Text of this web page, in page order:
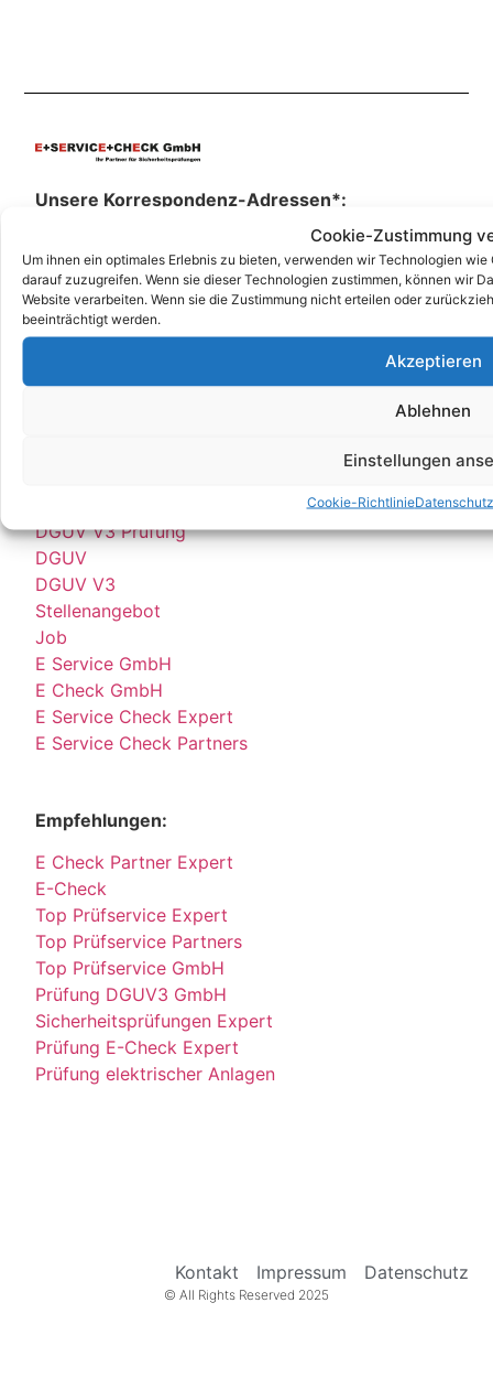
Cookie-Zustimmung
Um ihnen ein optimales Erlebnis zu bieten, verwenden wir Technologien
darauf zuzugreifen. Wenn sie dieser Technologien zustimmen, können wir
Website verarbeiten. Wenn sie die Zustimmung nicht erteilen oder
beeinträchtigt werden.
Akzeptieren
Ablehnen
Einstellungen
Cookie-RichtlinieDatenschutz
Unsere Korrespondenz-Adressen*:
Wittestraße 30k, 13509 Berlin
+49 (0)30 4357 25 11
berlin@e-service-check.de
richten können und wo wir Sie nach vorheriger Terminvereinbarung gerne
DGUV V3 Prüfung
DGUV
DGUV V3
Stellenangebot
Job
E Service GmbH
E Check GmbH
E Service Check Expert
E Service Check Partners
Empfehlungen:
E Check Partner Expert
E-Check
Top Prüfservice Expert
Top Prüfservice Partners
Top Prüfservice GmbH
Prüfung DGUV3 GmbH
Sicherheitsprüfungen Expert
Prüfung E-Check Expert
Prüfung elektrischer Anlagen
Kontakt Impressum Datenschutz
© All Rights Reserved 2025